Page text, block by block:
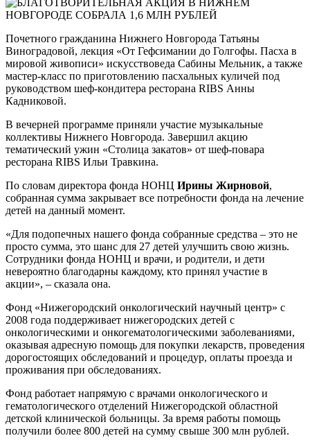
Почетного гражданина Нижнего Новгорода Татьяны
Виноградовой, лекция «От Гефсимании до Голгофы. Пасха в
мировой живописи» искусствоведа Сабины Мельник, а также
мастер-класс по приготовлению пасхальных куличей под
руководством шеф-кондитера ресторана RIBS Анны
Кадниковой.
В вечерней программе приняли участие музыкальные
коллективы Нижнего Новгорода. Завершил акцию
тематический ужин «Столица закатов» от шеф-повара
ресторана RIBS Ильи Травкина.
По словам директора фонда НОНЦ Ирины Жирновой,
собранная сумма закрывает все потребности фонда на лечение
детей на данный момент.
«Для подопечных нашего фонда собранные средства – это не
просто сумма, это шанс для 27 детей улучшить свою жизнь.
Сотрудники фонда НОНЦ и врачи, и родители, и дети
невероятно благодарны каждому, кто принял участие в
акции», – сказала она.
Фонд «Нижегородский онкологический научный центр» с
2008 года поддерживает нижегородских детей с
онкологическими и онкогематологическими заболеваниями,
оказывая адресную помощь для покупки лекарств, проведения
дорогостоящих обследований и процедур, оплаты проезда и
проживания при обследованиях.
Фонд работает напрямую с врачами онкологического и
гематологического отделений Нижегородской областной
детской клинической больницы. За время работы помощь
получили более 800 детей на сумму свыше 300 млн рублей.